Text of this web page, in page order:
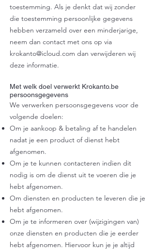
toestemming. Als je denkt dat wij zonder
die toestemming persoonlijke gegevens
hebben verzameld over een minderjarige,
neem dan contact met ons op via
krokanto@icloud.com dan verwijderen wij
deze informatie.
Met welk doel verwerkt Krokanto.be
persoonsgegevens
We verwerken persoonsgegevens voor de
volgende doelen:
Om je aankoop & betaling af te handelen
nadat je een product of dienst hebt
afgenomen.
Om je te kunnen contacteren indien dit
nodig is om de dienst uit te voeren die je
hebt afgenomen.
Om diensten en producten te leveren die je
hebt afgenomen.
Om je te informeren over (wijzigingen van)
onze diensten en producten die je eerder
hebt afgenomen. Hiervoor kun je je altijd